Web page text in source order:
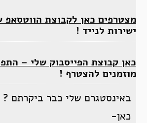
מצטרפים כאן לקבוצת הווטסאפ
ישירות לנייד !
כאן קבוצת הפייסבוק שלי –
מוזמנים להצטרף !
באינסטגרם שלי כבר ביקרתם ?
כאן-